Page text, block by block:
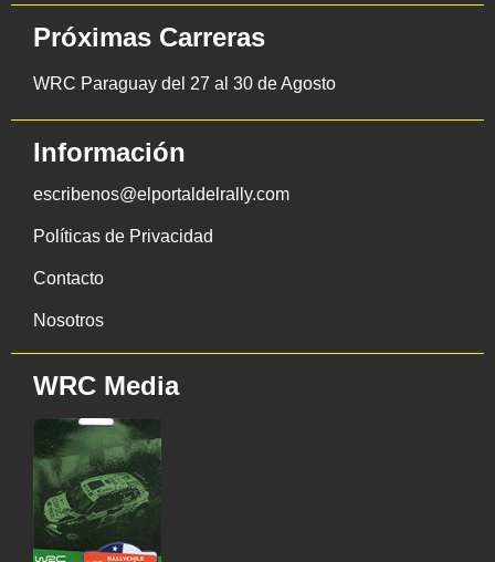
Próximas Carreras
WRC Paraguay del 27 al 30 de Agosto
Información
escribenos@elportaldelrally.com
Políticas de Privacidad
Contacto
Nosotros
WRC Media